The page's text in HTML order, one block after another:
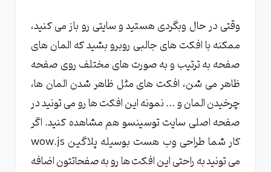
وقتی در حال وبگردی هستید و سایتی رو باز می کنید،
ممکنه با افکت های جالبی روبرو بشید که المان های
صفحه به ترتیب و به صورت های مختلف روی صفحه
ظاهر می شن، افکت های مثل ظاهر شدن المان ها،
چرخیدن المان و ... نمونه این افکت ها رو می تونید در
صفحه اصلی سایت توسینسو هم مشاهده کنید. اگر
کار شما طراحی وب هست بوسیله پلاگین wow.js
می تونید به راحتی این افکت ها رو به صفحاتتون اضافه